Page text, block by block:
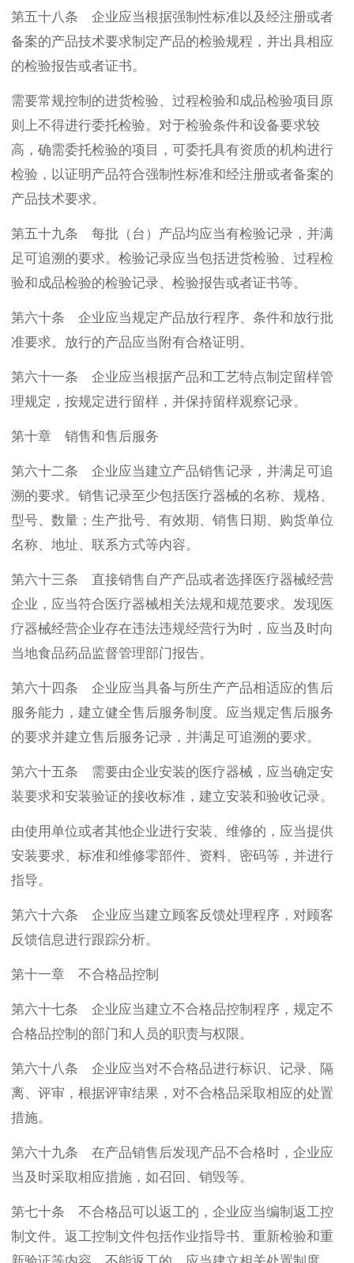
第五十八条 企业应当根据强制性标准以及经注册或者
备案的产品技术要求制定产品的检验规程，并出具相应
的检验报告或者证书。
需要常规控制的进货检验、过程检验和成品检验项目原
则上不得进行委托检验。对于检验条件和设备要求较
高，确需委托检验的项目，可委托具有资质的机构进行
检验，以证明产品符合强制性标准和经注册或者备案的
产品技术要求。
第五十九条 每批（台）产品均应当有检验记录，并满
足可追溯的要求。检验记录应当包括进货检验、过程检
验和成品检验的检验记录、检验报告或者证书等。
第六十条 企业应当规定产品放行程序、条件和放行批
准要求。放行的产品应当附有合格证明。
第六十一条 企业应当根据产品和工艺特点制定留样管
理规定，按规定进行留样，并保持留样观察记录。
第十章 销售和售后服务
第六十二条 企业应当建立产品销售记录，并满足可追
溯的要求。销售记录至少包括医疗器械的名称、规格、
型号、数量；生产批号、有效期、销售日期、购货单位
名称、地址、联系方式等内容。
第六十三条 直接销售自产产品或者选择医疗器械经营
企业，应当符合医疗器械相关法规和规范要求。发现医
疗器械经营企业存在违法违规经营行为时，应当及时向
当地食品药品监督管理部门报告。
第六十四条 企业应当具备与所生产产品相适应的售后
服务能力，建立健全售后服务制度。应当规定售后服务
的要求并建立售后服务记录，并满足可追溯的要求。
第六十五条 需要由企业安装的医疗器械，应当确定安
装要求和安装验证的接收标准，建立安装和验收记录。
由使用单位或者其他企业进行安装、维修的，应当提供
安装要求、标准和维修零部件、资料、密码等，并进行
指导。
第六十六条 企业应当建立顾客反馈处理程序，对顾客
反馈信息进行跟踪分析。
第十一章 不合格品控制
第六十七条 企业应当建立不合格品控制程序，规定不
合格品控制的部门和人员的职责与权限。
第六十八条 企业应当对不合格品进行标识、记录、隔
离、评审，根据评审结果，对不合格品采取相应的处置
措施。
第六十九条 在产品销售后发现产品不合格时，企业应
当及时采取相应措施，如召回、销毁等。
第七十条 不合格品可以返工的，企业应当编制返工控
制文件。返工控制文件包括作业指导书、重新检验和重